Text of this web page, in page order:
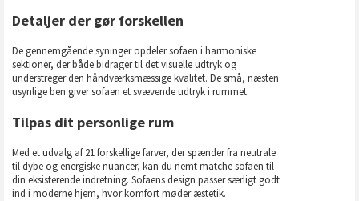
Detaljer der gør forskellen
De gennemgående syninger opdeler sofaen i harmoniske
sektioner, der både bidrager til det visuelle udtryk og
understreger den håndværksmæssige kvalitet. De små, næsten
usynlige ben giver sofaen et svævende udtryk i rummet.
Tilpas dit personlige rum
Med et udvalg af 21 forskellige farver, der spænder fra neutrale
til dybe og energiske nuancer, kan du nemt matche sofaen til
din eksisterende indretning. Sofaens design passer særligt godt
ind i moderne hjem, hvor komfort møder æstetik.